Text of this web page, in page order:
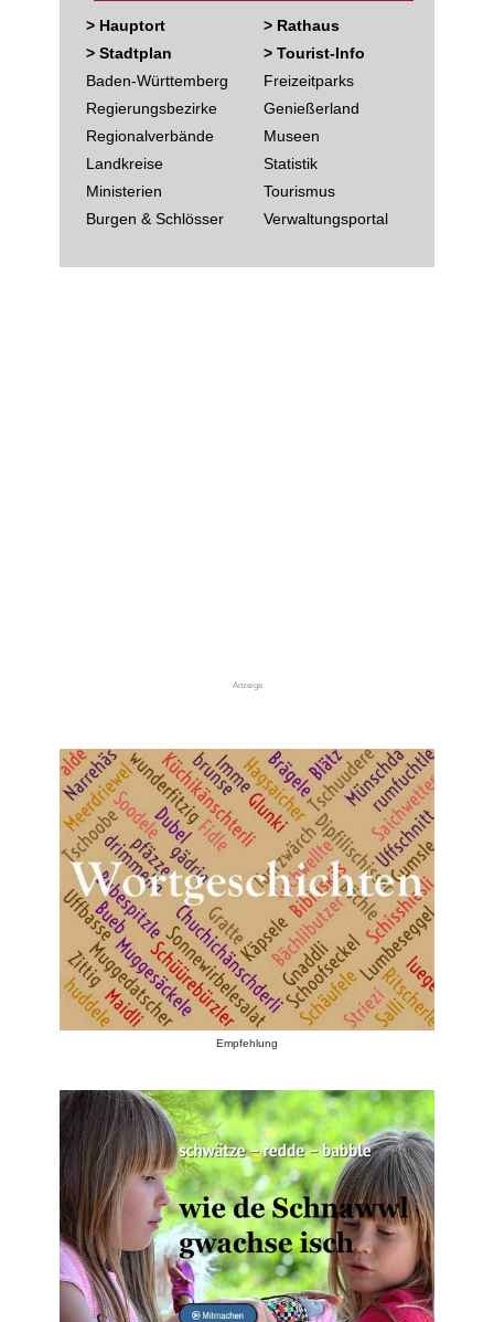
> Hauptort
> Stadtplan
Baden-Württemberg
Regierungsbezirke
Regionalverbände
Landkreise
Ministerien
Burgen & Schlösser
> Rathaus
> Tourist-Info
Freizeitparks
Genießerland
Museen
Statistik
Tourismus
Verwaltungsportal
Anzeige
Empfehlung